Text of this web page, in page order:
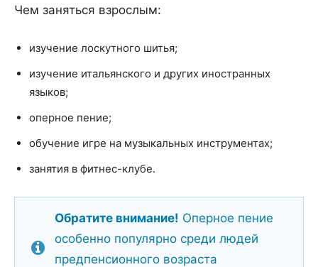
Чем заняться взрослым:
изучение лоскутного шитья;
изучение итальянского и других иностранных
языков;
оперное пение;
обучение игре на музыкальных инструментах;
занятия в фитнес-клубе.
Обратите внимание! Оперное пение
особенно популярно среди людей
предпенсионного возраста